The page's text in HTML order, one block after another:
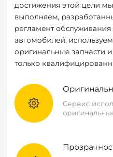
достижения этой цели
выполняем,
регламент
автомобилей,
оригинальные запчасти
только
Сервис